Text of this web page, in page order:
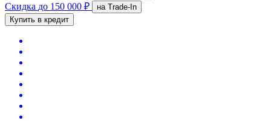
Скидка до 150 000 ₽
на Trade-In
Купить в кредит